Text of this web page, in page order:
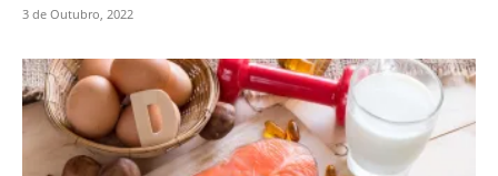
3 de Outubro, 2022